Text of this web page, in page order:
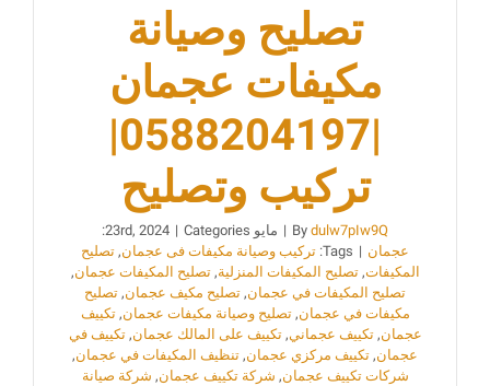
تصليح وصيانة
مكيفات عجمان
|0588204197|
تركيب وتصليح
By dulw7pIw9Q
| مايو 23rd, 2024 | Categories:
عجمان |
Tags: تركيب وصيانة مكيفات فى عجمان, تصليح
المكيفات,تصليح المكيفات المنزلية,تصليح المكيفات عجمان,
تصليح المكيفات في عجمان, تصليح مكيف عجمان, تصليح
مكيفات في عجمان,تصليح وصيانة مكيفات عجمان,تكييف
عجمان,تكييف عجماني,تكييف على المالك عجمان,تكييف في
عجمان, تكييف مركزي عجمان, تنظيف المكيفات في عجمان,
شركات تكييف عجمان, شركة تكييف عجمان, شركة صيانة